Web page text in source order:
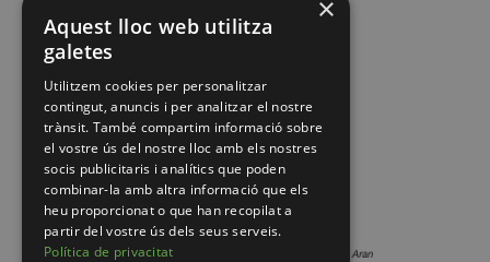
×
Aquest lloc web utilitza
galetes
Utilitzem cookies per personalitzar
contingut, anuncis i per analitzar el nostre
trànsit. També compartim informació sobre
el vostre ús del nostre lloc amb els nostres
socis publicitaris i analítics que poden
combinar-la amb altra informació que els
heu proporcionat o que han recopilat a
partir del vostre ús dels seus serveis.
Política de privacitat